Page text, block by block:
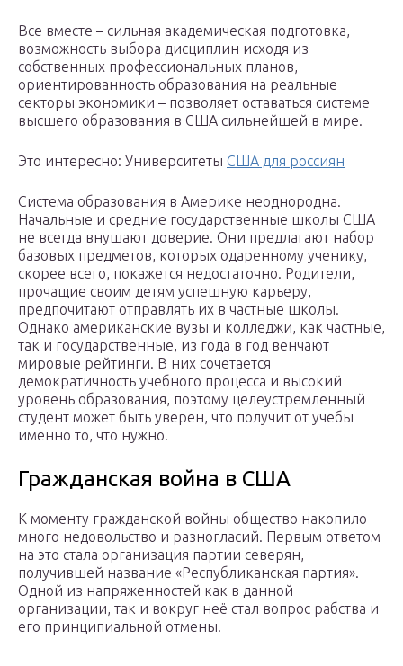
Все вместе – сильная академическая подготовка,
возможность выбора дисциплин исходя из
собственных профессиональных планов,
ориентированность образования на реальные
секторы экономики – позволяет оставаться системе
высшего образования в США сильнейшей в мире.
Это интересно: Университеты США для россиян
Система образования в Америке неоднородна.
Начальные и средние государственные школы США
не всегда внушают доверие. Они предлагают набор
базовых предметов, которых одаренному ученику,
скорее всего, покажется недостаточно. Родители,
прочащие своим детям успешную карьеру,
предпочитают отправлять их в частные школы.
Однако американские вузы и колледжи, как частные,
так и государственные, из года в год венчают
мировые рейтинги. В них сочетается
демократичность учебного процесса и высокий
уровень образования, поэтому целеустремленный
студент может быть уверен, что получит от учебы
именно то, что нужно.
Гражданская война в США
К моменту гражданской войны общество накопило
много недовольство и разногласий. Первым ответом
на это стала организация партии северян,
получившей название «Республиканская партия».
Одной из напряженностей как в данной
организации, так и вокруг неё стал вопрос рабства и
его принципиальной отмены.